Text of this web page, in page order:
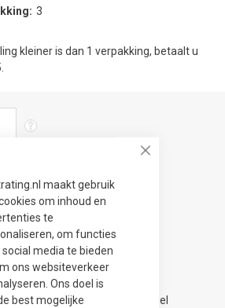
maakt gebruik
om inhoud en
te
om functies
social media te bieden
ons websiteverkeer
Ons doel is
best mogelijke
3
kleiner is dan 1 verpakking, betaalt u
5% snijverlies
meer te bestellen om eventueel